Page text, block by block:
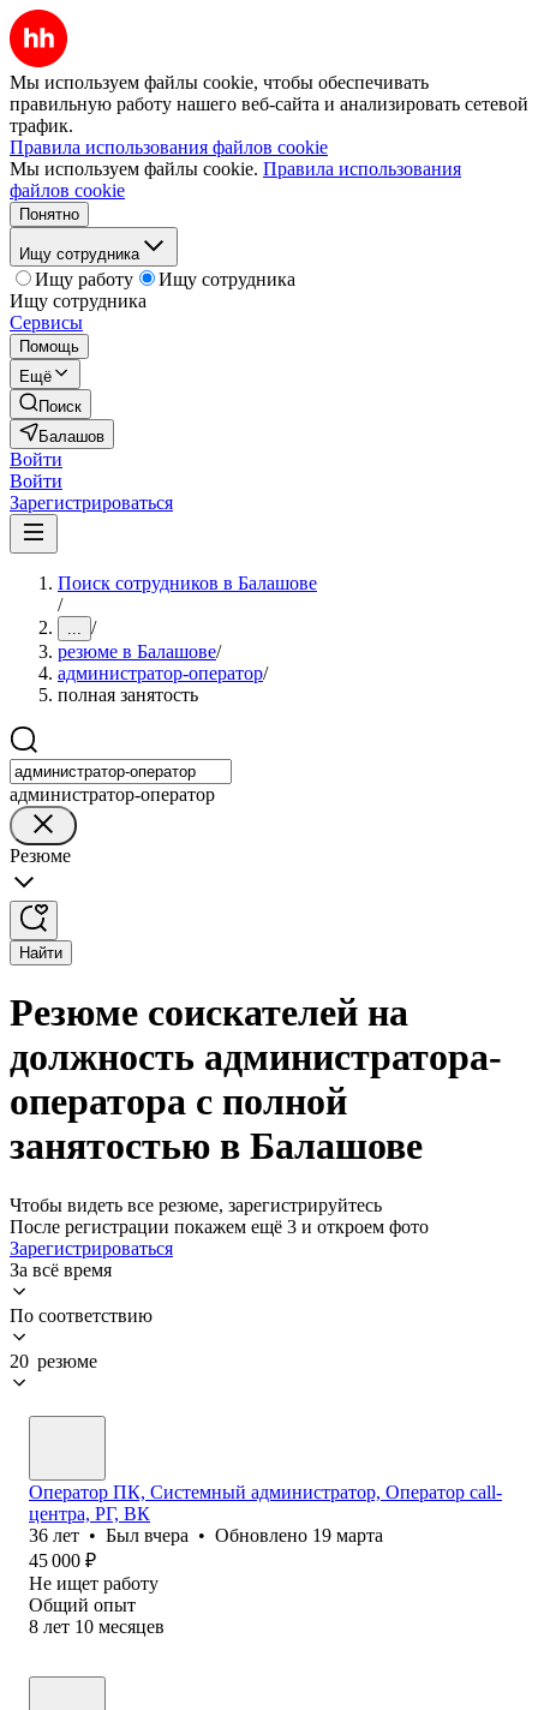
Мы используем файлы cookie, чтобы обеспечивать
правильную работу нашего веб-сайта и анализировать сетевой
трафик.
Правила использования файлов cookie
Мы используем файлы cookie. Правила использования
файлов cookie
Понятно
Ищу сотрудника
Ищу работу
Ищу сотрудника
Ищу сотрудника
Сервисы
Помощь
Ещё
Поиск
Балашов
Войти
Войти
Зарегистрироваться
Поиск сотрудников в Балашове
/
... /
резюме в Балашове/
администратор-оператор/
полная занятость
администратор-оператор
Резюме
Найти
Резюме соискателей на
должность администратора-
оператора с полной
занятостью в Балашове
Чтобы видеть все резюме, зарегистрируйтесь
После регистрации покажем ещё 3 и откроем фото
Зарегистрироваться
За всё время
По соответствию
20 резюме
Оператор ПК, Системный администратор, Оператор call-
центра, РГ, ВК
36 лет • Был вчера • Обновлено 19 марта
45 000 ₽
Не ищет работу
Общий опыт
8 лет 10 месяцев